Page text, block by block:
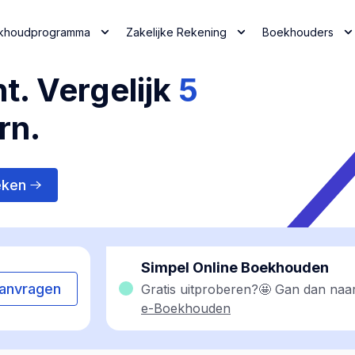
Zakelijke Rekening Boekhouders
Vergelijk 5
Simpel Online Boekhouden
Gratis uitproberen?🤩 Gan dan
e-Boekhouden